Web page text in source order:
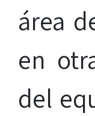
área
en
del